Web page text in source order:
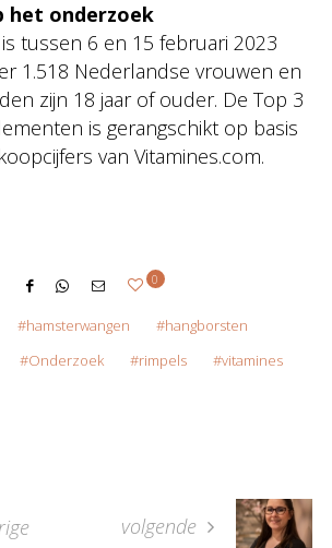
het onderzoek
tussen 6 en 15 februari 2023
1.518 Nederlandse vrouwen en
zijn 18 jaar of ouder. De Top 3
is gerangschikt op basis
van Vitamines.com.
0
hamsterwangen
hangborsten
Onderzoek rimpels vitamines
volgende